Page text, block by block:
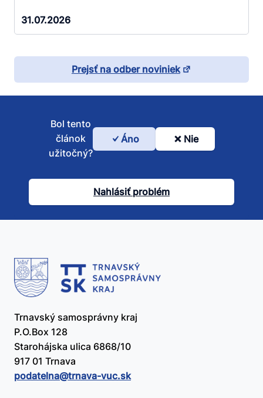
31.07.2026
Prejsť na odber noviniek
Bol
článok
užitočný?
Bol tento
článok
užitočný?
Áno Nie
Nahlásiť problém
Trnavský samosprávny kraj
P.O.Box 128
Starohájska ulica 6868/10
917 01 Trnava
podatelna@​trnava-vuc.sk